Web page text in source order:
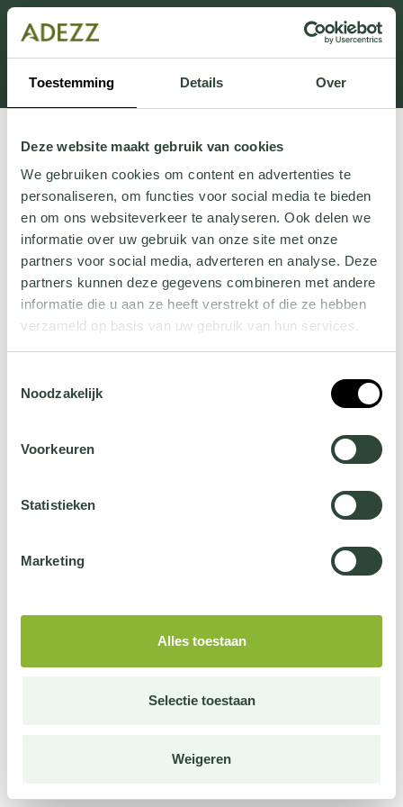
Toestemming Details Over
Deze website maakt gebruik van cookies
We gebruiken cookies om content en advertenties te
personaliseren, om functies voor social media te bieden
en om ons websiteverkeer te analyseren. Ook delen we
informatie over uw gebruik van onze site met onze
partners voor social media, adverteren en analyse. Deze
partners kunnen deze gegevens combineren met andere
informatie die u aan ze heeft verstrekt of die ze hebben
verzameld op basis van uw gebruik van hun services.
jehier.
Noodzakelijk
Voorkeuren
Statistieken
Marketing
Alles toestaan
Selectie toestaan
Weigeren
Dit onderdeel is momenteel in onderhoud.
Als je informatie mist kun je ons bellen +31 413 274
168 of mailen
Customersupport@adezz.com.